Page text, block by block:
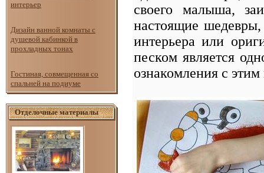
интерьер
Дизайн ванной комнаты с
душевой кабинкой в
прохладных тонах
Гостиная, совмещенная со
спальней на подиуме
Отделочные материалы
своего малыша,
настоящие шедевры,
интерьера или
песком является
ознакомления с